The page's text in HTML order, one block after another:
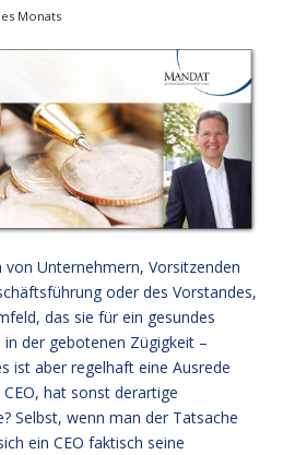
Monats
Unternehmern, Vorsitzenden
oder des Vorstandes,
das sie für ein gesundes
der gebotenen Zügigkeit –
ist aber regelhaft eine Ausrede
hat sonst derartige
Selbst, wenn man der Tatsache
ein CEO faktisch seine